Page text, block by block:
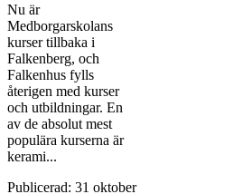
Nu är
Medborgarskolans
kurser tillbaka i
Falkenberg, och
Falkenhus fylls
återigen med kurser
och utbildningar. En
av de absolut mest
populära kurserna är
kerami...
Publicerad: 31 oktober